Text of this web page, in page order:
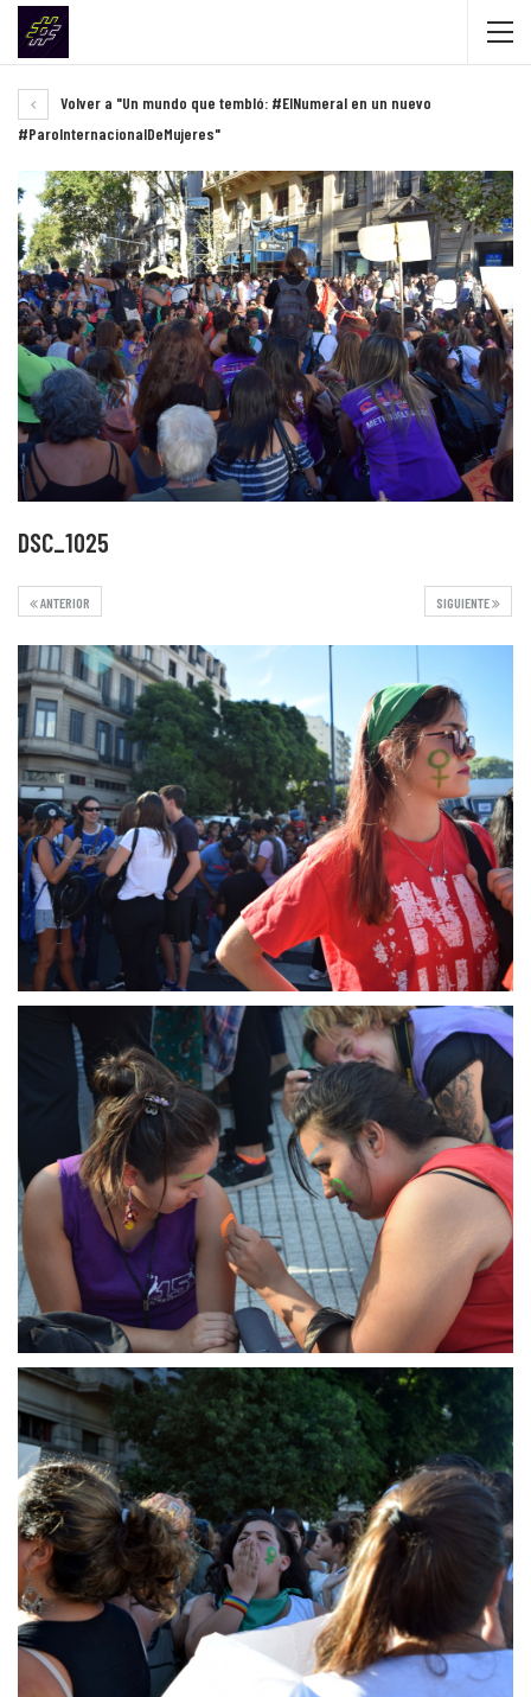
Volver a "Un mundo que tembló: #ElNumeral en un nuevo
#ParoInternacionalDeMujeres"
DSC_1025
SIGUIENTE
ANTERIOR